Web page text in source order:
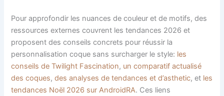
Pour approfondir les nuances de couleur et de motifs, des
ressources externes couvrent les tendances 2026 et
proposent des conseils concrets pour réussir la
personnalisation coque sans surcharger le style: les
conseils de Twilight Fascination, un comparatif actualisé
des coques,des analyses de tendances et d’asthetic, et les
tendances Noël 2026 sur AndroidRA. Ces liens